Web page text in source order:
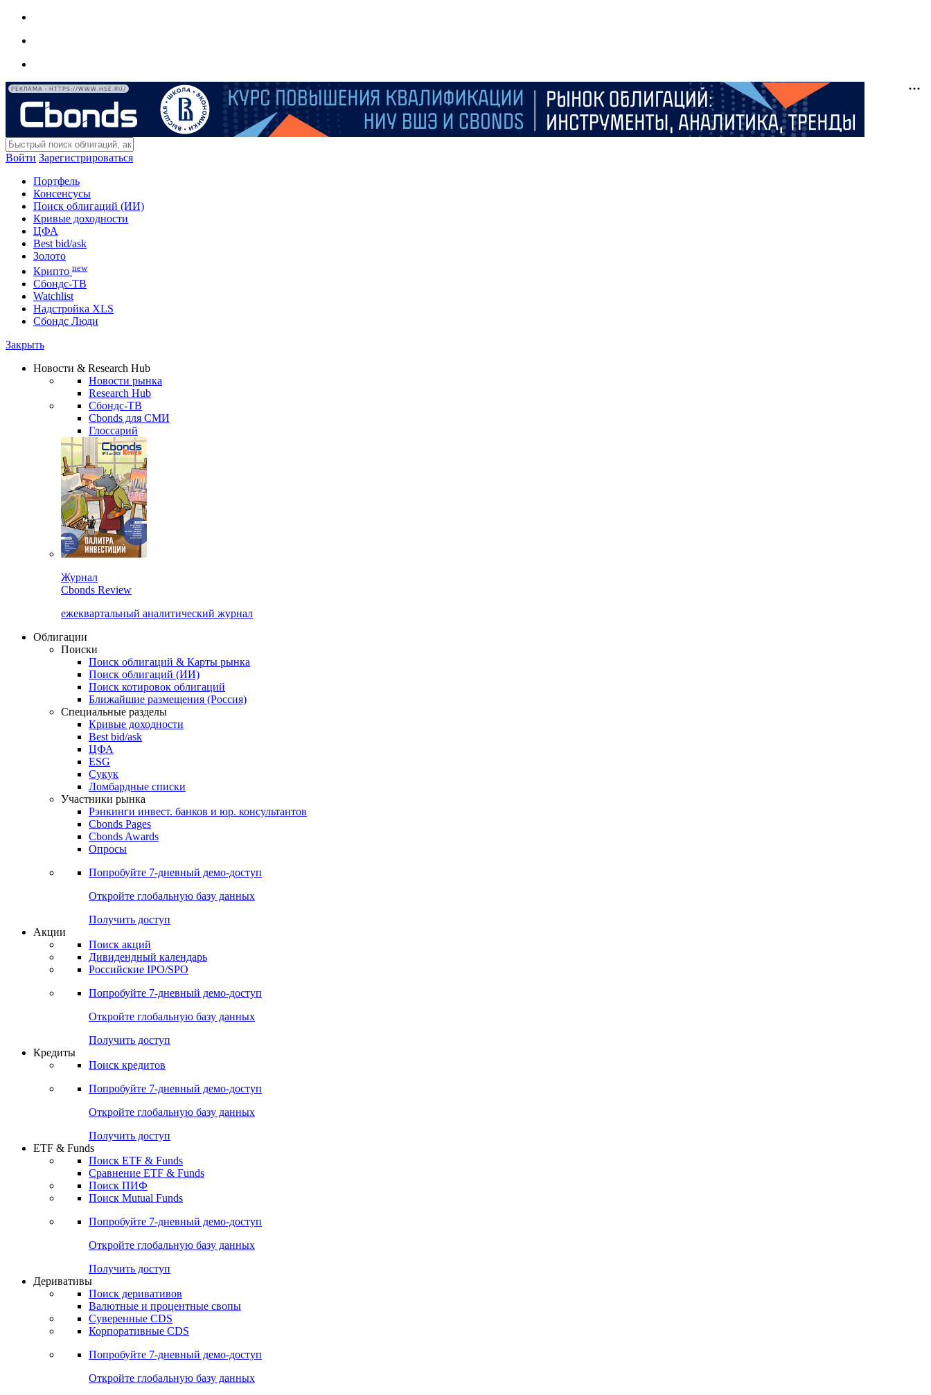
РЕКЛАМА • HTTPS://WWW.HSE.RU/
Войти Зарегистрироваться
Портфель
Консенсусы
Поиск облигаций (ИИ)
Кривые доходности
ЦФА
Best bid/ask
Золото
Крипто new
Сбондс-ТВ
Watchlist
Надстройка XLS
Сбондс Люди
Закрыть
Новости & Research Hub
Новости рынка
Research Hub
Сбондс-ТВ
Cbonds для СМИ
Глоссарий
Журнал
Cbonds Review
ежеквартальный аналитический журнал
Облигации
Поиски
Поиск облигаций & Карты рынка
Поиск облигаций (ИИ)
Поиск котировок облигаций
Ближайшие размещения (Россия)
Специальные разделы
Кривые доходности
Best bid/ask
ЦФА
ESG
Сукук
Ломбардные списки
Участники рынка
Рэнкинги инвест. банков и юр. консультантов
Cbonds Pages
Cbonds Awards
Опросы
Попробуйте 7-дневный демо-доступ
Откройте глобальную базу данных
Получить доступ
Акции
Поиск акций
Дивидендный календарь
Российские IPO/SPO
Попробуйте 7-дневный демо-доступ
Откройте глобальную базу данных
Получить доступ
Кредиты
Поиск кредитов
Попробуйте 7-дневный демо-доступ
Откройте глобальную базу данных
Получить доступ
ETF & Funds
Поиск ETF & Funds
Сравнение ETF & Funds
Поиск ПИФ
Поиск Mutual Funds
Попробуйте 7-дневный демо-доступ
Откройте глобальную базу данных
Получить доступ
Деривативы
Поиск деривативов
Валютные и процентные свопы
Суверенные CDS
Корпоративные CDS
Попробуйте 7-дневный демо-доступ
Откройте глобальную базу данных